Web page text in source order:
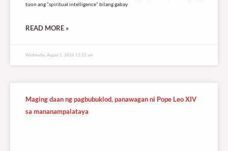
tuon ang “spiritual intelligence” bilang gabay
READ MORE »
Wednesday, August 5, 2026 12:22 pm
Maging daan ng pagbubuklod, panawagan ni Pope Leo XIV
sa mananampalataya